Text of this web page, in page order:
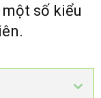
số kiểu